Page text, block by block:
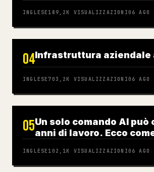
INGLESE 189,2K VISUALIZZAZIONI06 AGO
04Infrastruttura aziendale
INGLESE703,2K VISUALIZZAZIONI06 AGO
05Un solo comando AI può
anni di lavoro. Ecco
INGLESE 102,1K VISUALIZZAZIONI06 AGO